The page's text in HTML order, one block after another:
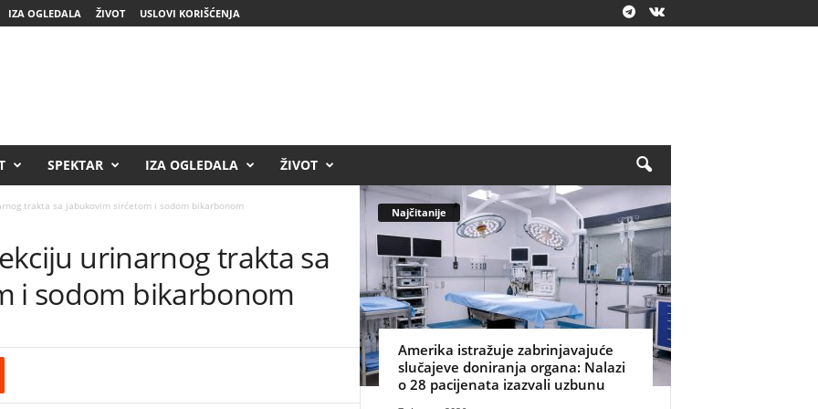
IZA OGLEDALA ŽIVOT USLOVI KORIŠĆENJA
SPEKTAR IZA OGLEDALA ŽIVOT
trakta sa jabukovim sirćetom i sodom bikarbonom
urinarnog trakta sa
i sodom bikarbonom
Najčitanije
Amerika istražuje zabrinjavajuće
slučajeve doniranja organa: Nalazi
o 28 pacijenata izazvali uzbunu